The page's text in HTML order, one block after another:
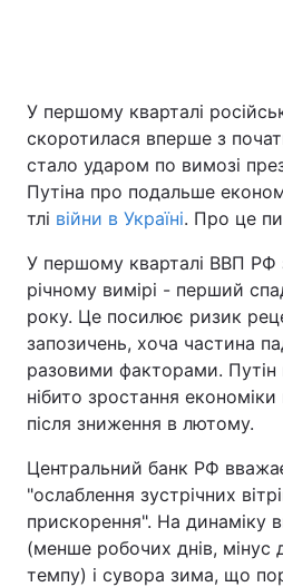
Україна
Економіка
Техно і зв'язок
Зброя
Цікавинки
Екологія
Лонгріди
У першому кварталі
скоротилася вперше з
стало ударом по вимозі
Путіна про подальше
тлі війни в Україні. Про це
У першому кварталі ВВП РФ
річному вимірі - перший
року. Це посилює ризик
запозичень, хоча частина
разовими факторами. Путін
нібито зростання економіки
після зниження в лютому.
Центральний банк РФ
"ослаблення зустрічних
прискорення". На динаміку
(менше робочих днів, мінус
темпу) і сувора зима, що